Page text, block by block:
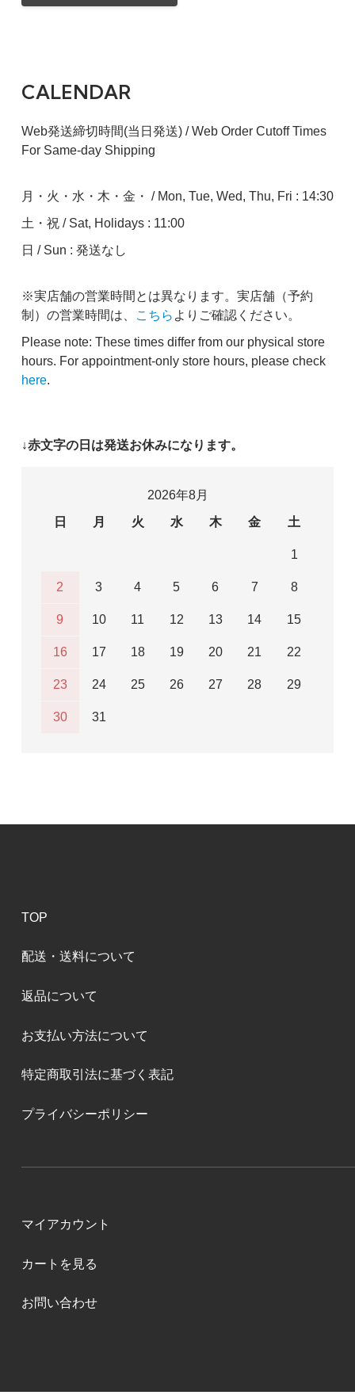
CALENDAR
Web発送締切時間(当日発送) / Web Order Cutoff Times
For Same-day Shipping
月・火・水・木・金・ / Mon, Tue, Wed, Thu, Fri : 14:30
土・祝 / Sat, Holidays : 11:00
日 / Sun : 発送なし
※実店舗の営業時間とは異なります。実店舗（予約
制）の営業時間は、
こちら よりご確認ください。
Please note: These times differ from our physical store
hours. For appointment-only store hours, please check
here.
↓赤文字の日は発送お休みになります。
2026年8月
日
月 火 水 木 金 土
1
2 3 4 5 6 7 8
9 10 11 12 13 14 15
16 17 18 19 20 21 22
23 24 25 26 27 28 29
30 31
TOP
配送・送料について
返品について
お支払い方法について
特定商取引法に基づく表記
プライバシーポリシー
マイアカウント
カートを見る
お問い合わせ